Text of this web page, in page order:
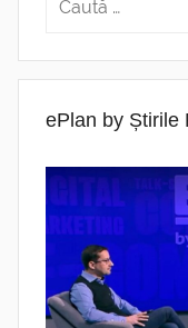
ePlan by Știrile